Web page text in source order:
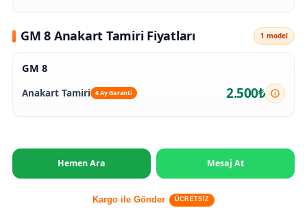
GM 8 Anakart Tamiri Fiyatları 1 model
GM 8
Anakart Tamiri 6 Ay Garanti 2.500₺
Hemen Ara Mesaj At
Kargo ile Gönder ÜCRETSİZ